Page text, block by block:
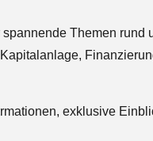
Themen rund
exklusive